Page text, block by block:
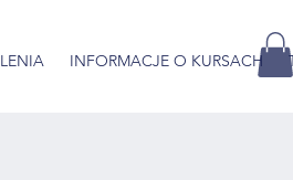
INFORMACJE O KURSACH